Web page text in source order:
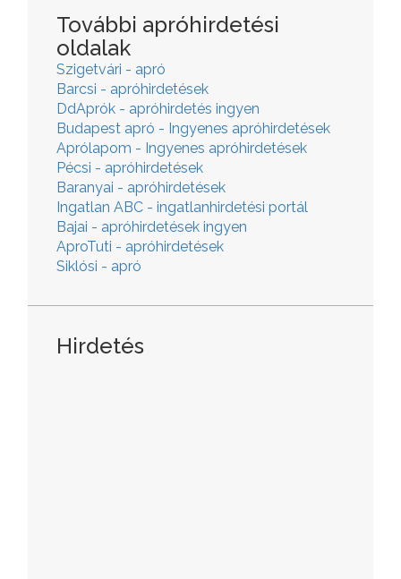
További apróhirdetési
oldalak
Szigetvári - apró
Barcsi - apróhirdetések
DdAprók - apróhirdetés ingyen
Budapest apró - Ingyenes apróhirdetések
Aprólapom - Ingyenes apróhirdetések
Pécsi - apróhirdetések
Baranyai - apróhirdetések
Ingatlan ABC - ingatlanhirdetési portál
Bajai - apróhirdetések ingyen
AproTuti - apróhirdetések
Siklósi - apró
Hirdetés